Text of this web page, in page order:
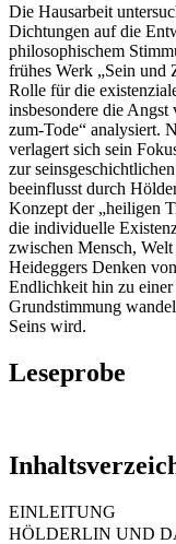
Die Hausarbeit
Dichtungen auf die
philosophischem
frühes Werk „Sein und
Rolle für die
insbesondere die
zum-Tode“ analysiert.
verlagert sich sein
zur
beeinflusst durch
Konzept der „heiligen
die individuelle
zwischen Mensch,
Heideggers Denken
Endlichkeit hin zu einer
Grundstimmung
Seins wird.
Leseprobe
EINLEITUNG
HÖLDERLIN UND